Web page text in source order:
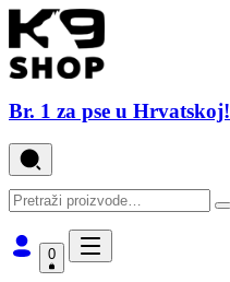
Br. 1 za pse u Hrvatskoj!
0